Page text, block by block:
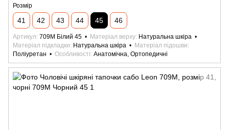
Розмір
41 42 43 44 45 46
Артикул 709M Білий 45 Матеріал верху Натуральна шкіра
Матеріал підкладки
Натуральна шкіра
Матеріал підошви
Поліуретан
Особливості Анатомічна, Ортопедичні